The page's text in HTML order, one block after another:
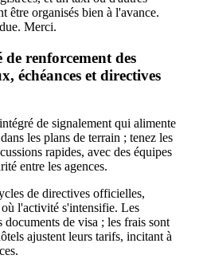
être organisés bien à l'avance.
Merci.
renforcement des
échéances et directives
de signalement qui alimente
les plans de terrain ; tenez les
rapides, avec des équipes
entre les agences.
de directives officielles,
l'activité s'intensifie. Les
de visa ; les frais sont
ajustent leurs tarifs, incitant à